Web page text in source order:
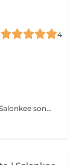
4
Veuillez prendre note que les prix indiqués sur Salonkee sont communiqués à titre informatif et s'entendent de base. Ces derniers sont susceptibles de varier selon le diagnostic réalisé à votre arrivée au salon et l'expertise du professionnel à qui vous confiez votre beauté. Dans tous les cas, un devis précis vous sera proposé et toutes réalisations de prestations seront effectuées avec votre accord. Un grand merci d'avance pour votre compréhension. Au plaisir de vous recevoir très vite.